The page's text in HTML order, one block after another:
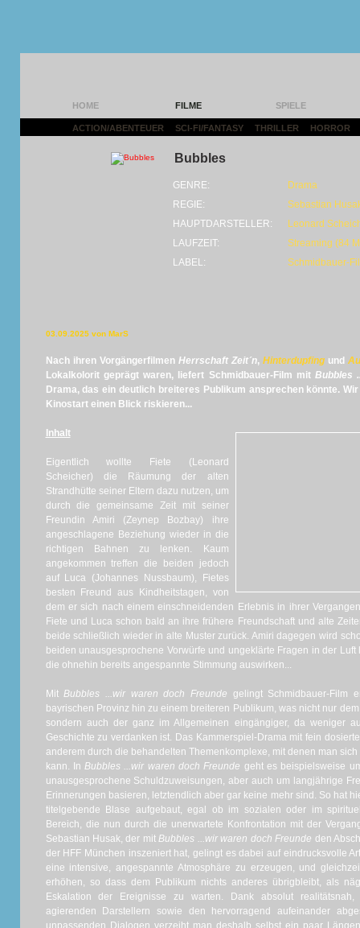
HOME FILME SPIELE
ACTION/ABENTEUER SCI-FI/FANTASY THRILLER HORROR
Bubbles
GENRE:
Drama
REGIE:
Sebastian
HAUPTDARSTELLER:
Leonard
LAUFZEIT:
Streaming (84
LABEL:
Schmidbauer-
03.09.2025 von MarS
Nach ihren Vorgängerfilmen Herrschaft Zeit´n, Hinterdupfingund
Lokalkolorit geprägt waren, liefert Schmidbauer-Film mit Bubbles
Drama, das ein deutlich breiteres Publikum ansprechen könnte.
Kinostart einen Blick riskieren...
Inhalt
Eigentlich wollte Fiete (Leonard
Scheicher) die Räumung der alten
Strandhütte seiner Eltern dazu nutzen, um
durch die gemeinsame Zeit mit seiner
Freundin Amiri (Zeynep Bozbay) ihre
angeschlagene Beziehung wieder in die
richtigen Bahnen zu lenken. Kaum
angekommen treffen die beiden jedoch
auf Luca (Johannes Nussbaum), Fietes
besten Freund aus Kindheitstagen, von
dem er sich nach einem einschneidenden Erlebnis in ihrer
Fiete und Luca schon bald an ihre frühere Freundschaft und alte
beide schließlich wieder in alte Muster zurück. Amiri dagegen wird
beiden unausgesprochene Vorwürfe und ungeklärte Fragen in der
die ohnehin bereits angespannte Stimmung auswirken...
MitBubbles ...wir waren doch Freunde gelingt Schmidbauer-Film
bayrischen Provinz hin zu einem breiteren Publikum, was nicht nur
sondern auch der ganz im Allgemeinen eingängiger, da weniger
Geschichte zu verdanken ist. Das Kammerspiel-Drama mit fein
anderem durch die behandelten Themenkomplexe, mit denen man
kann. InBubbles ...wir waren doch Freunde geht es beispielsweise
unausgesprochene Schuldzuweisungen, aber auch um langjährige
Erinnerungen basieren, letztendlich aber gar keine mehr sind. So hat
titelgebende Blase aufgebaut, egal ob im sozialen oder im
Bereich, die nun durch die unerwartete Konfrontation mit der
Sebastian Husak, der mitBubbles ...wir waren doch Freunde den
der HFF München inszeniert hat, gelingt es dabei auf eindrucksvolle
eine intensive, angespannte Atmosphäre zu erzeugen, und
erhöhen, so dass dem Publikum nichts anderes übrigbleibt, als
Eskalation der Ereignisse zu warten. Dank absolut
agierenden Darstellern sowie den hervorragend aufeinander
unpassenden Dialogen verzeiht man deshalb selbst ein paar